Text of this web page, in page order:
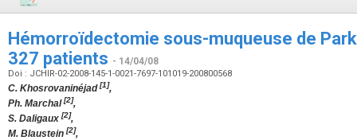
Hémorroïdectomie sous-muqueuse de
327 patients - 14/04/08
Doi : JCHIR-02-2008-145-1-0021-7697-101019-200800568
C. Khosrovaninéjad[1],
Ph. Marchal[2],
S. Daligaux [2],
M. Blaustein [2],